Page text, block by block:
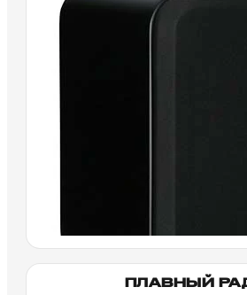
ПЛАВНЫЙ